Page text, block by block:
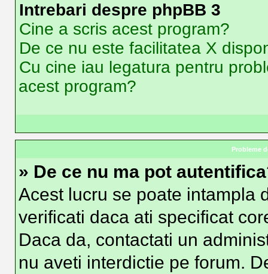
Intrebari despre phpBB 3
Cine a scris acest program?
De ce nu este facilitatea X
Cu cine iau legatura pentru
acest program?
Probleme
» De ce nu ma pot
Acest lucru se poate intampla
verificati daca ati specificat
Daca da, contactati un
nu aveti interdictie pe forum.